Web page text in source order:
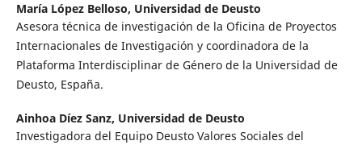
María López Belloso, Universidad de Deusto
Asesora técnica de investigación de la Oficina de Proyectos
Internacionales de Investigación y coordinadora de la
Plataforma Interdisciplinar de Género de la Universidad de
Deusto, España.
Ainhoa Díez Sanz, Universidad de Deusto
Investigadora del Equipo Deusto Valores Sociales del